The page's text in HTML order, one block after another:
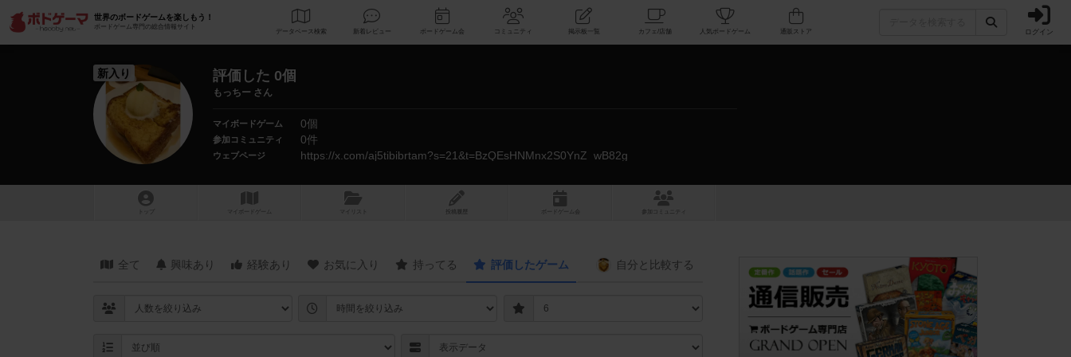
世界のボードゲームを楽しもう！
ボードゲーム専門の総合情報サイト
データベース 検索 新着レビュー ボードゲーム会 コミュニティ 掲示板一覧 カフェ/店舗 人気ボードゲーム ログイン
新入り 評価した 0個
もっちー さん
マイボードゲーム 0個
参加コミュニティ 0件
ウェブページ https://x.com/aj5tibibrtam?s=21&t=BzQEsHNMnx2S0YnZ_wB82g
マイボードゲーム ドゲ ーム
全て 興味あり 経験あり お気に入り 持ってる 評価したゲーム 自分と 比較する